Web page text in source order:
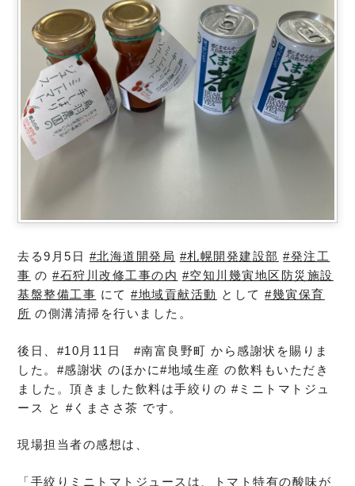
去る9月5日 #北海道開発局 #札幌開発建設部 #発注工
事 の#石狩川改修工事の内 #空知川幾寅地区防災施設
基盤整備工事 にて#地域貢献活動 として#幾寅保育
所 の側溝清掃を行いました。
後日、#10月11日 #南富良野町 から感謝状を賜りま
した。#感謝状 のほかに#地域生産 の飲料もいただき
ました。頂きました飲料は手絞りの #ミニトマトジュ
ース と #くまささ茶 です。
現場担当者の感想は、
「手絞りミニトマトジュースは、トマト特有の酸味が